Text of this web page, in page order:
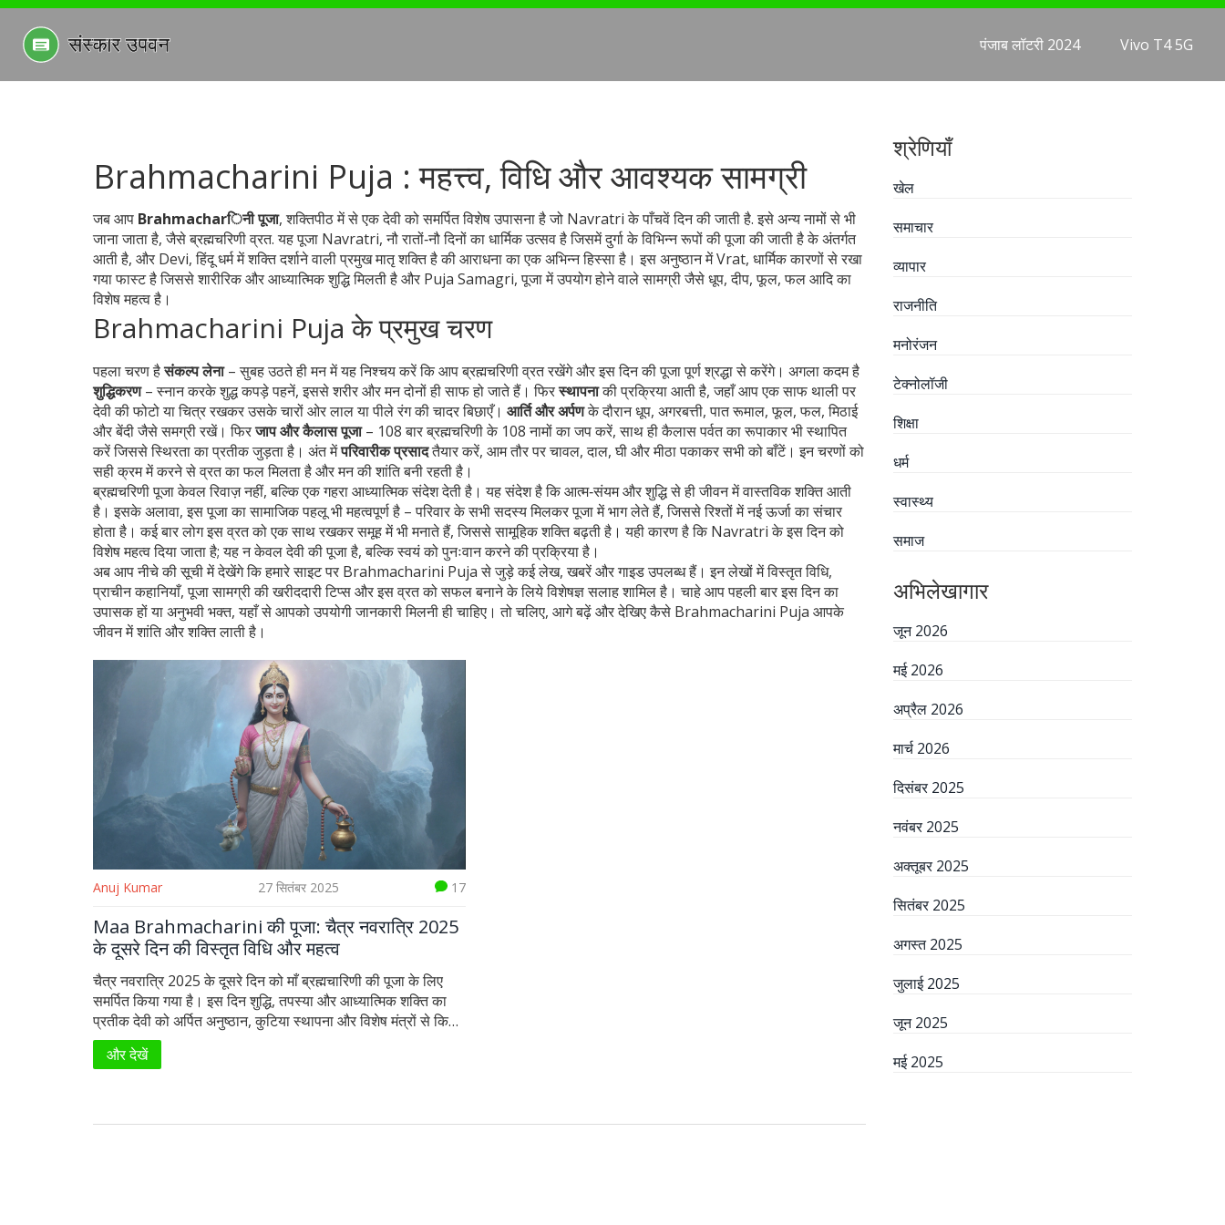
पंजाब लॉटरी 2024 Vivo T4 5G
Brahmacharini Puja : महत्त्व, विधि और आवश्यक सामग्री
जब आप Brahmacharिनी पूजा,शक्तिपीठ में से एक देवी को समर्पित विशेष उपासना है जो Navratri के पाँचवें दिन की जाती है. इसे अन्य नामों से भी
जाना जाता है, जैसेब्रह्मचरिणी व्रत. यह पूजा Navratri,नौ रातों‑नौ दिनों का धार्मिक उत्सव है जिसमें दुर्गा के विभिन्न रूपों की पूजा की जाती हैके अंतर्गत
आती है, और Devi,हिंदू धर्म में शक्ति दर्शाने वाली प्रमुख मातृ शक्ति हैकी आराधना का एक अभिन्न हिस्सा है। इस अनुष्ठान मेंVrat, धार्मिक कारणों से रखा
गया फास्ट है जिससे शारीरिक और आध्यात्मिक शुद्धि मिलती हैऔर Puja Samagri,पूजा में उपयोग होने वाले सामग्री जैसे धूप, दीप, फूल, फल आदिका
विशेष महत्व है।
Brahmacharini Puja के प्रमुख चरण
पहला चरण हैसंकल्प लेना– सुबह उठते ही मन में यह निश्चय करें कि आप ब्रह्मचरिणी व्रत रखेंगे और इस दिन की पूजा पूर्ण श्रद्धा से करेंगे। अगला कदम है
शुद्धिकरण– स्नान करके शुद्ध कपड़े पहनें, इससे शरीर और मन दोनों ही साफ हो जाते हैं। फिरस्थापनाकी प्रक्रिया आती है, जहाँ आप एक साफ थाली पर
देवी की फोटो या चित्र रखकर उसके चारों ओर लाल या पीले रंग की चादर बिछाएँ। आर्ति और अर्पणके दौरान धूप, अगरबत्ती, पात रूमाल, फूल, फल, मिठाई
और बेंदी जैसे समग्री रखें। फिरजाप और कैलास पूजा– 108 बार ब्रह्मचरिणी के 108 नामों का जप करें, साथ ही कैलास पर्वत का रूपाकार भी स्थापित
करें जिससे स्थिरता का प्रतीक जुड़ता है। अंत मेंपरिवारीक प्रसादतैयार करें, आम तौर पर चावल, दाल, घी और मीठा पकाकर सभी को बाँटें। इन चरणों को
सही क्रम में करने से व्रत का फल मिलता है और मन की शांति बनी रहती है।
ब्रह्मचरिणी पूजा केवल रिवाज़ नहीं, बल्कि एक गहरा आध्यात्मिक संदेश देती है। यह संदेश है कि आत्म‑संयम और शुद्धि से ही जीवन में वास्तविक शक्ति आती
है। इसके अलावा, इस पूजा का सामाजिक पहलू भी महत्वपूर्ण है – परिवार के सभी सदस्य मिलकर पूजा में भाग लेते हैं, जिससे रिश्तों में नई ऊर्जा का संचार
होता है। कई बार लोग इस व्रत को एक साथ रखकर समूह में भी मनाते हैं, जिससे सामूहिक शक्ति बढ़ती है। यही कारण है कि Navratri के इस दिन को
विशेष महत्व दिया जाता है; यह न केवल देवी की पूजा है, बल्कि स्वयं को पुनःवान करने की प्रक्रिया है।
अब आप नीचे की सूची में देखेंगे कि हमारे साइट पर Brahmacharini Puja से जुड़े कई लेख, खबरें और गाइड उपलब्ध हैं। इन लेखों में विस्तृत विधि,
प्राचीन कहानियाँ, पूजा सामग्री की खरीददारी टिप्स और इस व्रत को सफल बनाने के लिये विशेषज्ञ सलाह शामिल है। चाहे आप पहली बार इस दिन का
उपासक हों या अनुभवी भक्त, यहाँ से आपको उपयोगी जानकारी मिलनी ही चाहिए। तो चलिए, आगे बढ़ें और देखिए कैसे Brahmacharini Puja आपके
जीवन में शांति और शक्ति लाती है।
Anuj Kumar 27 सितंबर 2025 17
Maa Brahmacharini की पूजा: चैत्र नवरात्रि 2025
के दूसरे दिन की विस्तृत विधि और महत्व
चैत्र नवरात्रि 2025 के दूसरे दिन को माँ ब्रह्मचारिणी की पूजा के लिए
समर्पित किया गया है। इस दिन शुद्धि, तपस्या और आध्यात्मिक शक्ति का
प्रतीक देवी को अर्पित अनुष्ठान, कुटिया स्थापना और विशेष मंत्रों से किया
जाता है। सफेद वस्त्र व फूल, क़लश स्थापित करना और 108 बार मंत्र
जाप करने की विधि विस्तार से समझिए। माँ की कृपा से जीवन में दृढ़ता,
और देखें
श्रेणियाँ
खेल
समाचार
व्यापार
राजनीति
मनोरंजन
टेक्नोलॉजी
शिक्षा
धर्म
स्वास्थ्य
समाज
अभिलेखागार
जून 2026
मई 2026
अप्रैल 2026
मार्च 2026
दिसंबर 2025
नवंबर 2025
अक्तूबर 2025
सितंबर 2025
अगस्त 2025
जुलाई 2025
जून 2025
मई 2025